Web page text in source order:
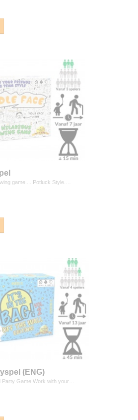
game.....Potluck Style.…
(ENG)
Party Game Work with your…